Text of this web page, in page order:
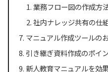
業務フロー図の作成方
社内ナレッジ共有の仕
マニュアル作成ツールの
引き継ぎ資料作成のポイ
新人教育マニュアルを効